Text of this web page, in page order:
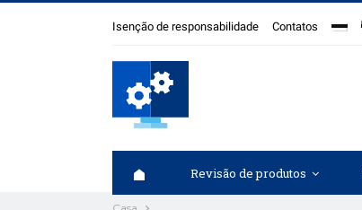
Isenção de responsabilidade Contatos
Revisão de produtos